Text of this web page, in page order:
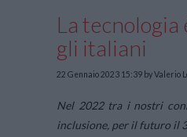
La
gli italiani
22 Gennaio 2023 15:39 by Valerio
Nel 2022 tra i nostri
inclusione, per il futuro il